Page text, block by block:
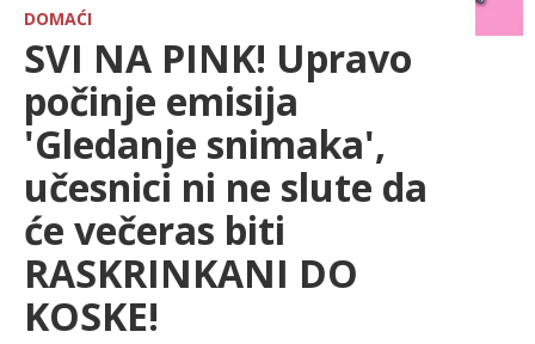
HRONIKA
FARMERI
TV
SPORT
LIFESTYLE
EXTRA
DOMAĆI
SVI NA PINK! Upravo
počinje emisija
'Gledanje snimaka',
učesnici ni ne slute da
će večeras biti
RASKRINKANI DO
KOSKE!